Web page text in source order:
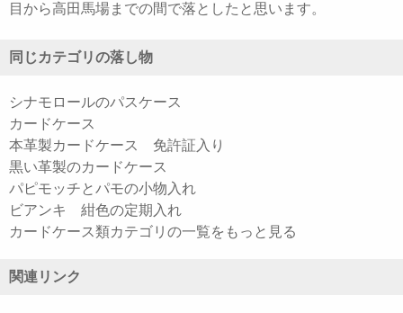
目から高田馬場までの間で落としたと思います。
同じカテゴリの落し物
シナモロールのパスケース
カードケース
本革製カードケース 免許証入り
黒い革製のカードケース
パピモッチとパモの小物入れ
ビアンキ 紺色の定期入れ
カードケース類カテゴリの一覧をもっと見る
関連リンク